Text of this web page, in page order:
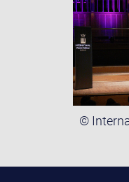
©